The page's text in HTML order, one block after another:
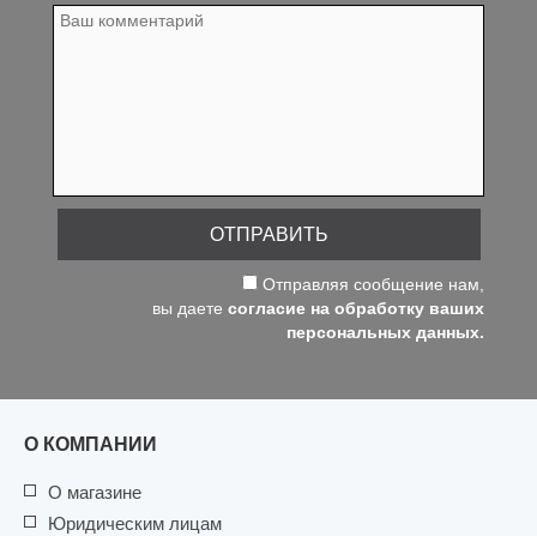
Отправляя сообщение нам,
вы даете согласие на обработку ваших
персональных данных.
ОТПРАВИТЬ
О КОМПАНИИ
О магазине
Юридическим лицам